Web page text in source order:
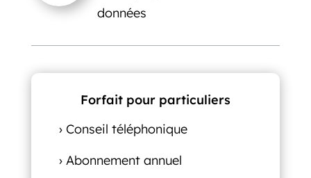
données
Forfait pour particuliers
› Conseil téléphonique
› Abonnement annuel